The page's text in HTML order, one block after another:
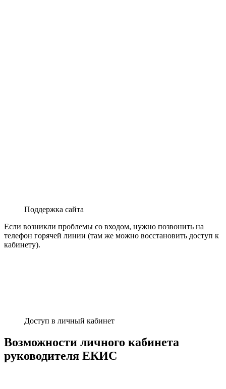
Поддержка сайта
Если возникли проблемы со входом, нужно позвонить на
телефон горячей линии (там же можно восстановить доступ к
кабинету).
Доступ в личный кабинет
Возможности личного кабинета
руководителя ЕКИС